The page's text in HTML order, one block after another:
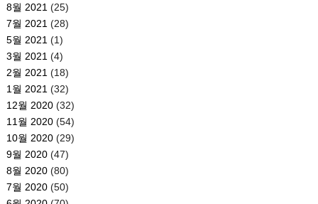
8월 2021 (25)
7월 2021 (28)
5월 2021 (1)
3월 2021 (4)
2월 2021 (18)
1월 2021 (32)
12월 2020(32)
11월 2020(54)
10월 2020(29)
9월 2020(47)
8월 2020(80)
7월 2020(50)